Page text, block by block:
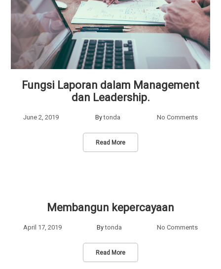
Fungsi Laporan dalam Management
dan Leadership.
June 2, 2019 Bytonda No Comments
Read More
Membangun kepercayaan
April 17, 2019 Bytonda No Comments
Read More